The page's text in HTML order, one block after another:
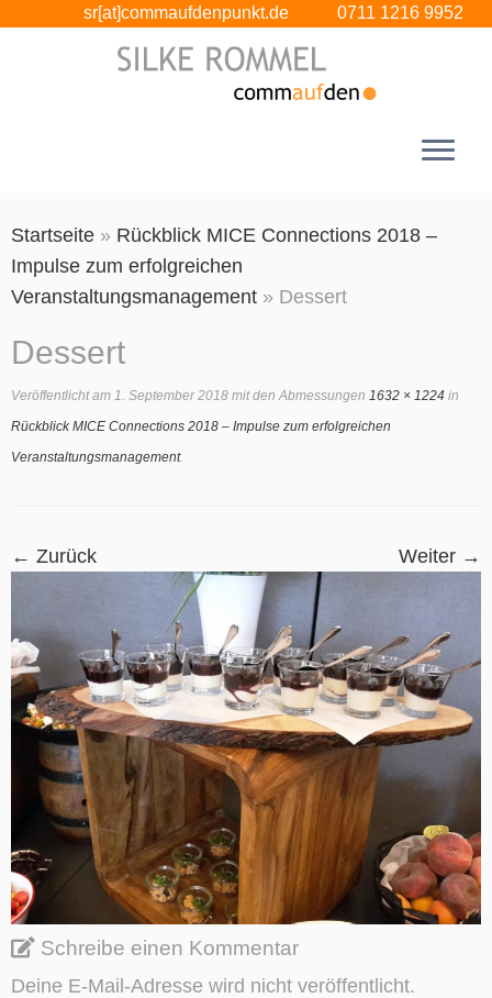
Inhalt
springen
sr[at]commaufdenpunkt.de 0711 1216 9952
Startseite » Rückblick MICE Connections 2018 –
Impulse zum erfolgreichen
Veranstaltungsmanagement » Dessert
Dessert
Veröffentlicht am 1. September 2018 mit den Abmessungen 1632 × 1224 in
Rückblick MICE Connections 2018 – Impulse zum erfolgreichen
Veranstaltungsmanagement.
← Zurück Weiter →
Schreibe einen Kommentar
Deine E-Mail-Adresse wird nicht veröffentlicht.